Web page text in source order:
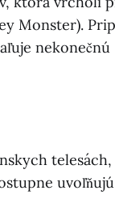
Monster).
nekonečnú
telesách,
uvoľňujú